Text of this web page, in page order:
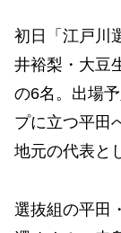
初日「江戸川
井裕梨・大豆
の6名。出場
プに立つ平田
地元の代表と
選抜組の平田